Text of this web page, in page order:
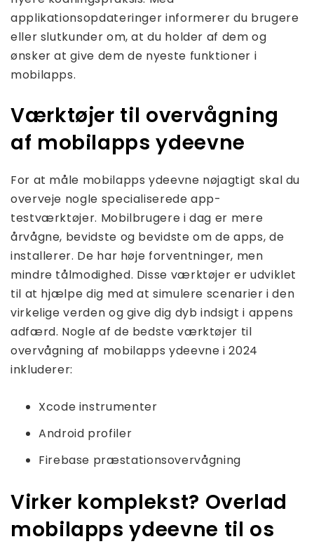
applikationsopdateringer informerer du brugere
eller slutkunder om, at du holder af dem og
ønsker at give dem de nyeste funktioner i
mobilapps.
Værktøjer til overvågning
af mobilapps ydeevne
For at måle mobilapps ydeevne nøjagtigt skal du
overveje nogle specialiserede app-
testværktøjer. Mobilbrugere i dag er mere
årvågne, bevidste og bevidste om de apps, de
installerer. De har høje forventninger, men
mindre tålmodighed. Disse værktøjer er udviklet
til at hjælpe dig med at simulere scenarier i den
virkelige verden og give dig dyb indsigt i appens
adfærd. Nogle af de bedste værktøjer til
overvågning af mobilapps ydeevne i 2024
inkluderer:
Xcode instrumenter
Android profiler
Firebase præstationsovervågning
Virker komplekst? Overlad
mobilapps ydeevne til os